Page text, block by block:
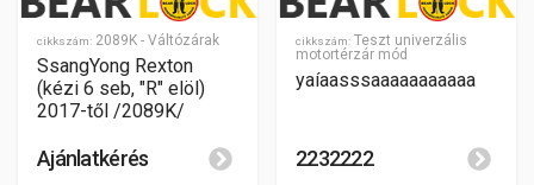
cikkszám: 2089K - Váltózárak
SsangYong Rexton
(kézi 6 seb, "R" elöl)
2017-től /2089K/
Ajánlatkérés
cikkszám: Teszt univerzális
motortérzár mód
yaíaasssaaaaaaaaaaa
2232222